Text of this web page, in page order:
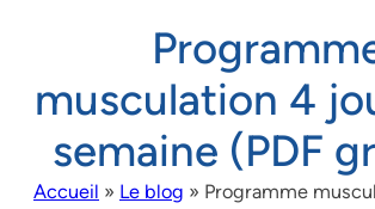
musculation 4
semaine (PDF
Accueil » Le blog » Programme